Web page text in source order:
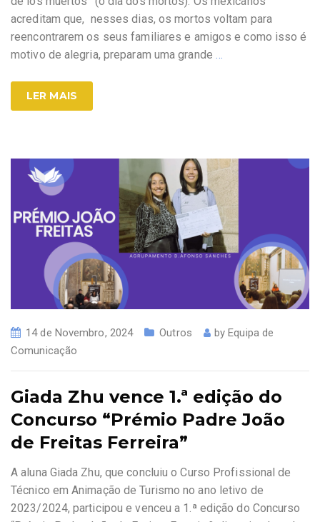
acreditam que, nesses dias, os mortos voltam para
reencontrarem os seus familiares e amigos e como isso é
motivo de alegria, preparam uma grande
LER MAIS
14 de Novembro, 2024 Outros byEquipa de
Comunicação
Giada Zhu vence 1.ª edição do
Concurso “Prémio Padre João
de Freitas Ferreira”
A aluna Giada Zhu, que concluiu o Curso Profissional de
Técnico em Animação de Turismo no ano letivo de
2023/2024, participou e venceu a 1.ª edição do Concurso